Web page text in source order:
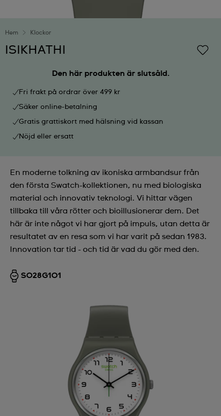
Hem Klockor
ISIKHATHI
Den här produkten är slutsåld.
Fri frakt på ordrar över 499 kr
Säker online-betalning
Gratis grattiskort med hälsning vid kassan
Nöjd eller ersatt
En moderne tolkning av ikoniska armbandsur från
den första Swatch-kollektionen, nu med biologiska
material och innovativ teknologi. Vi hittar vägen
tillbaka till våra rötter och bioillusionerar dem. Det
här är inte något vi har gjort på impuls, utan detta är
resultatet av en resa som vi har varit på sedan 1983.
Innovation tar tid - och tid är vad du gör med den.
SO28G101